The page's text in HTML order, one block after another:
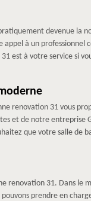
devenue la
à un
à votre service si
renovation 31 vous
et de notre entreprise
que votre salle
31. Dans le
prendre en